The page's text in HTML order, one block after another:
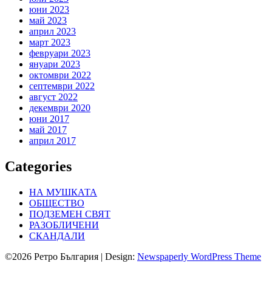
юни 2023
май 2023
април 2023
март 2023
февруари 2023
януари 2023
октомври 2022
септември 2022
август 2022
декември 2020
юни 2017
май 2017
април 2017
Categories
НА МУШКАТА
ОБЩЕСТВО
ПОДЗЕМЕН СВЯТ
РАЗОБЛИЧЕНИ
СКАНДАЛИ
©2026 Ретро България | Design: Newspaperly WordPress Theme